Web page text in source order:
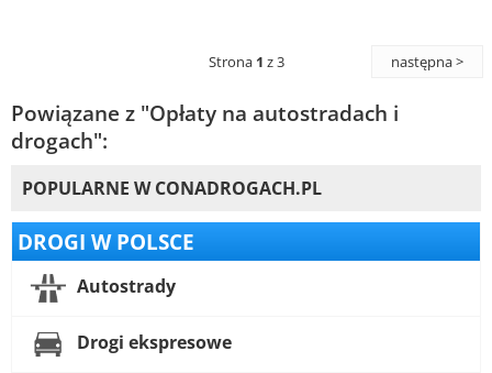
Strona 1 z 3 następna >
Powiązane z "Opłaty na autostradach i
drogach":
POPULARNE W CONADROGACH.PL
DROGI W POLSCE
Autostrady
Drogi ekspresowe